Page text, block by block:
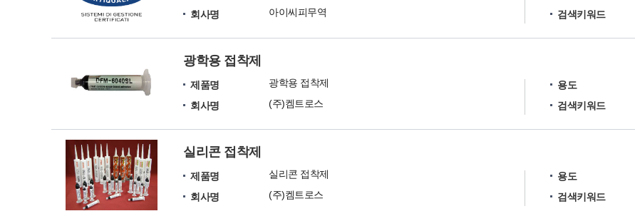
회사명
아이씨피무역
검색키워드
광학용 접착제
제품명
광학용 접착제
회사명
(주)켐트로스
용도
검색키워드
실리콘 접착제
제품명
실리콘 접착제
회사명
(주)켐트로스
용도
검색키워드